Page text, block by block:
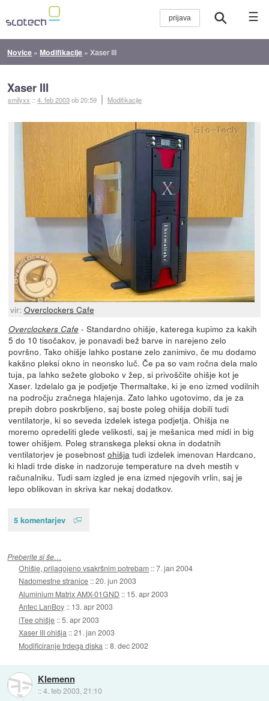
☰
Novice »Modifikacije »Xaser III
Xaser III
smilyxx ::4. feb 2003ob 20:59 Modifikacije
vir: Overclockers Cafe
Overclockers Cafe- Standardno ohišje, katerega kupimo za kakih
5 do 10 tisočakov, je ponavadi bež barve in narejeno zelo
površno. Tako ohišje lahko postane zelo zanimivo, če mu dodamo
kakšno pleksi okno in neonsko luč. Če pa so vam ročna dela malo
tuja, pa lahko sežete globoko v žep, si privoščite ohišje kot je
Xaser. Izdelalo ga je podjetje Thermaltake, ki je eno izmed vodilnih
na področju zračnega hlajenja. Zato lahko ugotovimo, da je za
prepih dobro poskrbljeno, saj boste poleg ohišja dobili tudi
ventilatorje, ki so seveda izdelek istega podjetja. Ohišja ne
moremo opredeliti glede velikosti, saj je mešanica med midi in big
tower ohišjem. Poleg stranskega pleksi okna in dodatnih
ventilatorjev je posebnost ohišja tudi izdelek imenovan Hardcano,
ki hladi trde diske in nadzoruje temperature na dveh mestih v
računalniku. Tudi sam izgled je ena izmed njegovih vrlin, saj je
lepo oblikovan in skriva kar nekaj dodatkov.
5 komentarjev
Preberite si še…
Ohišje, prilagojeno vsakršnim potrebam ::7. jan 2004
Nadomestne stranice ::20. jun 2003
Aluminium Matrix AMX-01GND :: 15. apr 2003
Antec LanBoy :: 13. apr 2003
iTee ohišje ::5. apr 2003
Xaser III ohišja ::21. jan 2003
Modificiranje trdega diska ::8. dec 2002
Klemenn
::4. feb 2003, 21:10